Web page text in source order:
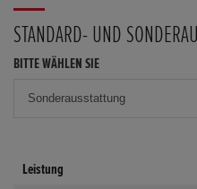
STANDARD- UND
BITTE WÄHLEN SIE
Leistung